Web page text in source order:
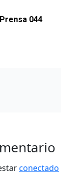
044
conectado